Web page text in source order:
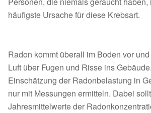
häufigste Ursache für diese Krebsart.
Radon kommt überall im Boden vor
Luft über Fugen und Risse ins
Einschätzung der Radonbelastung in
nur mit Messungen ermitteln. Dabei
Jahresmittelwerte der